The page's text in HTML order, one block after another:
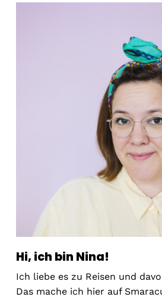
Hi, ich bin Nina!
Ich liebe es zu Reisen und
Das mache ich hier auf